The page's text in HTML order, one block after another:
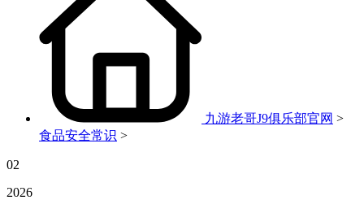
九游老哥J9俱乐部官网 >
食品安全常识 >
02
2026